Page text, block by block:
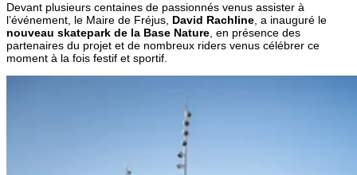
Devant plusieurs centaines de passionnés venus assister à
l’événement, le Maire de Fréjus, David Rachline, a inauguré le
nouveau skatepark de la Base Nature, en présence des
partenaires du projet et de nombreux riders venus célébrer ce
moment à la fois festif et sportif.